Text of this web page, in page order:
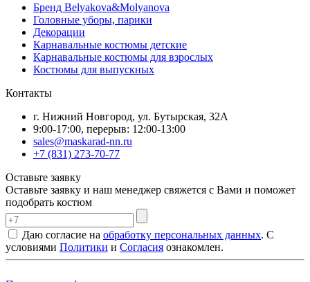
Бренд Belyakova&Molyanova
Головные уборы, парики
Декорации
Карнавальные костюмы детские
Карнавальные костюмы для взрослых
Костюмы для выпускных
Контакты
г. Нижний Новгород, ул. Бутырская, 32А
9:00-17:00, перерыв: 12:00-13:00
sales@maskarad-nn.ru
+7 (831) 273-70-77
Оставьте заявку
Оставьте заявку и наш менеджер свяжется с Вами и поможет
подобрать костюм
Даю согласие на обработку персональных данных. С
условиями Политики и Согласия ознакомлен.